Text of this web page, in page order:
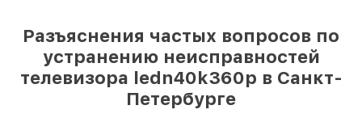
Разъяснения частых вопросов по
устранению неисправностей
телевизора ledn40k360p в Санкт-
Петербурге